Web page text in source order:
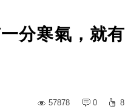
分寒氣，就有
57878
0 8